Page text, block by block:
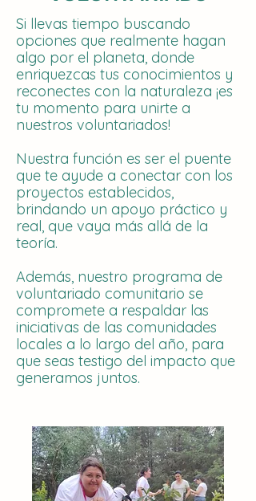
Si llevas tiempo buscando
opciones que realmente hagan
algo por el planeta, donde
enriquezcas tus conocimientos y
reconectes con la naturaleza ¡es
tu momento para unirte a
nuestros voluntariados!
Nuestra función es ser el puente
que te ayude a conectar con los
proyectos establecidos,
brindando un apoyo práctico y
real, que vaya más allá de la
teoría.
Además, nuestro programa de
voluntariado comunitario se
compromete a respaldar las
iniciativas de las comunidades
locales a lo largo del año, para
que seas testigo del impacto que
generamos juntos.